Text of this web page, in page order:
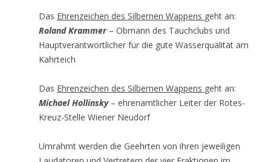
Das Ehrenzeichen des Silbernen Wappens geht an:
Roland Krammer– Obmann des Tauchclubs und
Hauptverantwortlicher für die gute Wasserqualität am
Kahrteich
Das Ehrenzeichen des Silbernen Wappens geht an:
Michael Hollinsky– ehrenamtlicher Leiter der Rotes-
Kreuz-Stelle Wiener Neudorf
Umrahmt werden die Geehrten von ihren jeweiligen